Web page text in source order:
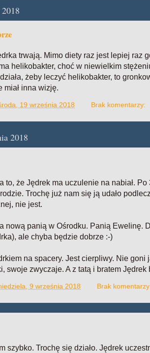
trwają. Mimo diety raz jest lepiej raz
helikobakter, choć w niewielkim
żeby leczyć helikobakter, to
miał inna wizję.
19 września 2018 Brak komentarzy:
2018
to, że Jędrek ma uczulenie na nabiał.
Trochę już nam się ją udało
nie jest.
nową panią w Ośrodku. Panią Ewelinę.
ale chyba będzie dobrze :-)
na spacery. Jest cierpliwy. Nie
swoje zwyczaje. A z tatą i bratem Jędrek
9 września 2018 Brak
szybko. Trochę się działo. Jędrek